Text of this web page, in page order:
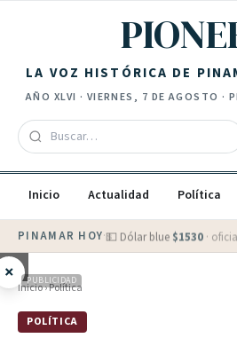
LA VOZ HISTÓRICA DE
AÑO XLVI · VIERNES, 7 DE AGOSTO ·
Inicio Actualidad Política
PINAMAR HOY·💵 Dólar blue $1530 ·
× PUBLICIDAD
Inicio›Política
POLÍTICA